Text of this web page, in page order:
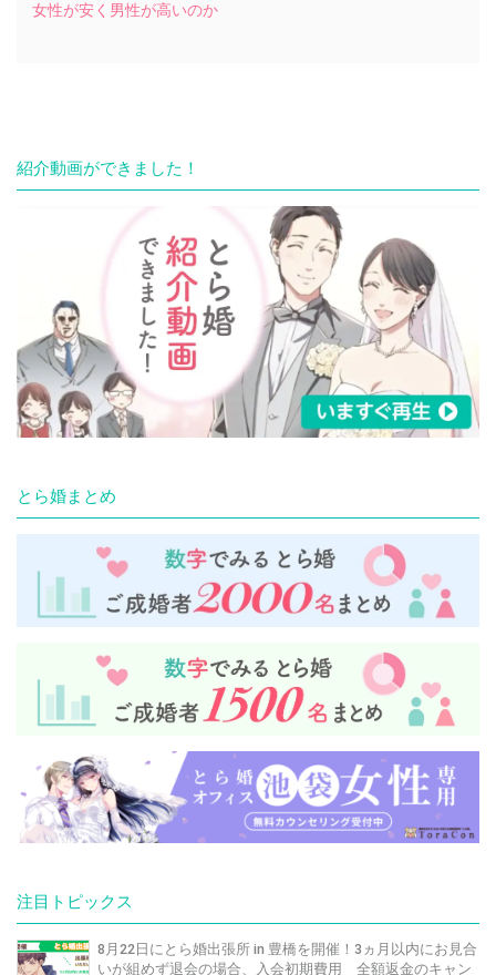
女性が安く男性が高いのか
紹介動画ができました！
とら婚まとめ
注目トピックス
8月22日にとら婚出張所 in 豊橋を開催！3ヵ月以内にお見合
いが組めず退会の場合、入会初期費用 全額返金のキャン